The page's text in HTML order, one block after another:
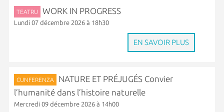
TEATRU WORK IN PROGRESS
Lundi 07 décembre 2026 à 18h30
EN SAVOIR PLUS
CUNFERENZA
NATURE ET PRÉJUGÉS Convier
l’humanité dans l’histoire naturelle
Mercredi 09 décembre 2026 à 14h00